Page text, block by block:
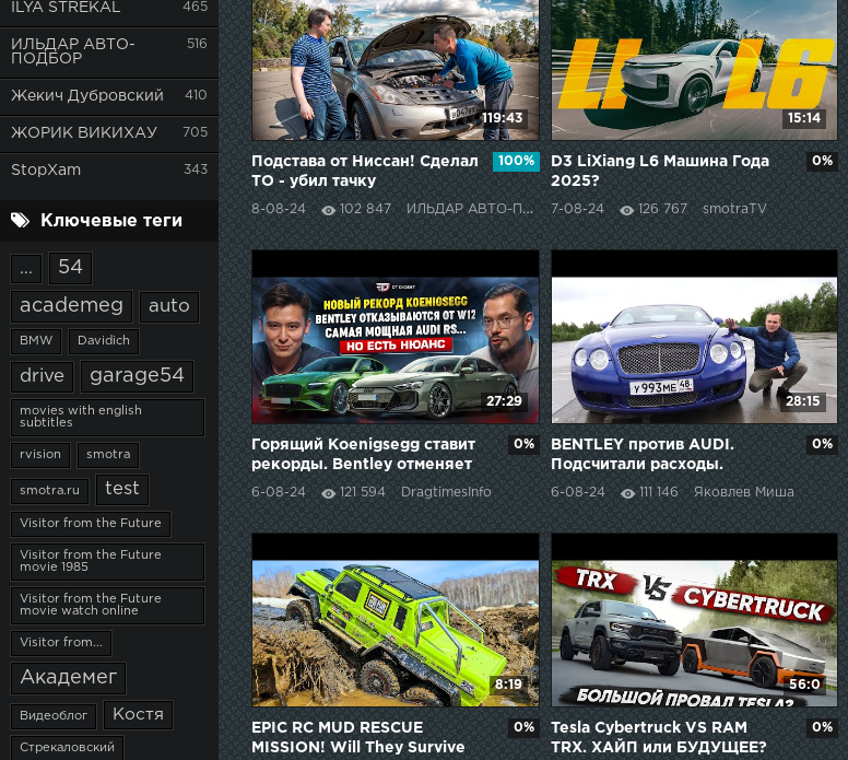
ILYA STREKAL 465
ИЛЬДАР АВТО-
ПОДБОР
516
Жекич Дубровский 410
ЖОРИК ВИКИХАУ 705
StopXam 343
Ключевые теги
... 54
academeg auto
BMW Davidich
drive garage54
movies with english
subtitles
rvision smotra
smotra.ru test
Visitor from the Future
Visitor from the Future
movie 1985
Visitor from the Future
movie watch online
Visitor from...
Академег
Видеоблог Костя
Стрекаловский
119:43
Подстава от Ниссан! Сделал
ТО - убил тачку
8-08-24 102 847 ИЛЬДАР АВТО-ПОДБОР
100%
15:14
D3 LiXiang L6 Машина Года
2025?
7-08-24 126 767 smotraTV
0%
27:29
Горящий Koenigsegg ставит
рекорды. Bentley отменяет
W12. Самые мощные Audi и
электрическая Ferrari.
6-08-24 121 594 DragtimesInfo
0%
28:15
BENTLEY против AUDI.
Подсчитали расходы.
6-08-24 111 146 Яковлев Миша
0%
8:19
EPIC RC MUD RESCUE
MISSION! Will They Survive
0%
56:0
Tesla Cybertruck VS RAM
TRX. ХАЙП или БУДУЩЕЕ?
0%